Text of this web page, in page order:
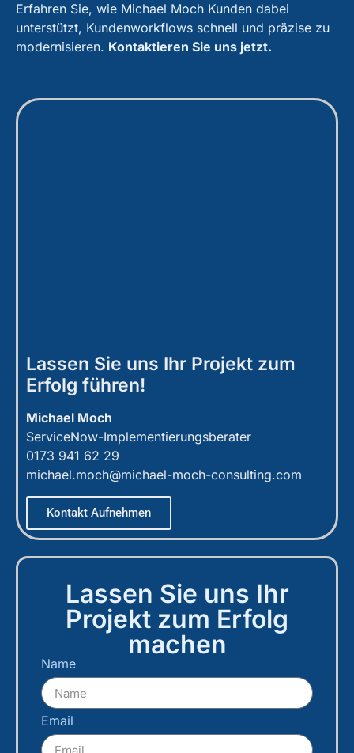
Erfahren Sie, wie Michael Moch Kunden dabei
unterstützt, Kundenworkflows schnell und präzise zu
modernisieren. Kontaktieren Sie uns jetzt.
Lassen Sie uns Ihr Projekt zum
Erfolg führen!
Michael Moch
ServiceNow-Implementierungsberater
0173 941 62 29
michael.moch@michael-moch-consulting.com
Kontakt Aufnehmen
Lassen Sie uns Ihr
Projekt zum Erfolg
machen
Name
Email